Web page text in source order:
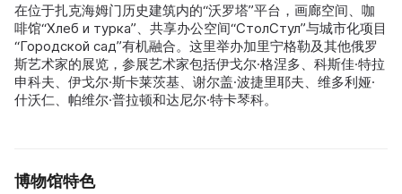
在位于扎克海姆门历史建筑内的“沃罗塔”平台，画廊空间、咖
啡馆“Хлеб и турка”、共享办公空间“СтолСтул”与城市化项目
“Городской сад”有机融合。这里举办加里宁格勒及其他俄罗
斯艺术家的展览，参展艺术家包括伊戈尔·格涅多、科斯佳·特拉
申科夫、伊戈尔·斯卡莱茨基、谢尔盖·波捷里耶夫、维多利娅·
什沃仁、帕维尔·普拉顿和达尼尔·特卡琴科。
博物馆特色